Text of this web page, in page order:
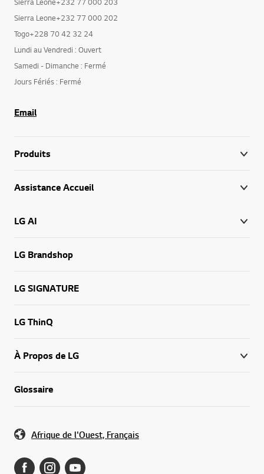
Sierra Leone+232 77 000 202
Togo+228 70 42 32 24
Lundi au Vendredi : Ouvert
Samedi - Dimanche : Fermé
Jours Fériés : Fermé